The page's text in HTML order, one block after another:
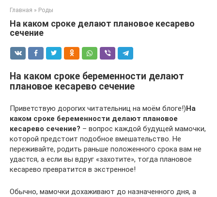
Главная » Роды
На каком сроке делают плановое кесарево
сечение
На каком сроке беременности делают
плановое кесарево сечение
Приветствую дорогих читательниц на моём блоге!)На
каком сроке беременности делают плановое
кесарево сечение? – вопрос каждой будущей мамочки,
которой предстоит подобное вмешательство. Не
переживайте, родить раньше положенного срока вам не
удастся, а если вы вдруг «захотите», тогда плановое
кесарево превратится в экстренное!
Обычно, мамочки дохаживают до назначенного дня, а